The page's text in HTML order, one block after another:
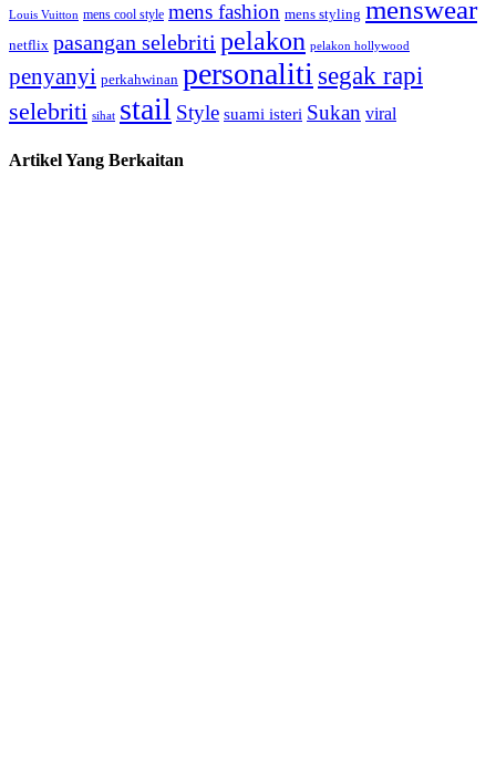
Louis Vuitton mens cool style mens fashion mens styling menswear
netflix pasangan selebriti pelakon pelakon hollywood
penyanyi perkahwinan personaliti segak rapi
selebriti sihat stail Style suami isteri Sukan viral
Artikel Yang Berkaitan